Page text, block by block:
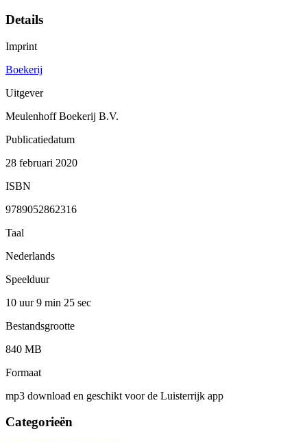
Details
Imprint
Boekerij
Uitgever
Meulenhoff Boekerij B.V.
Publicatiedatum
28 februari 2020
ISBN
9789052862316
Taal
Nederlands
Speelduur
10 uur 9 min 25 sec
Bestandsgrootte
840 MB
Formaat
mp3 download en geschikt voor de Luisterrijk app
Categorieën